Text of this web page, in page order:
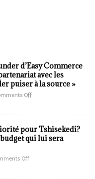
d’Easy Commerce
avec les
puiser à la source »
Off
pour Tshisekedi?
qui lui sera
Off